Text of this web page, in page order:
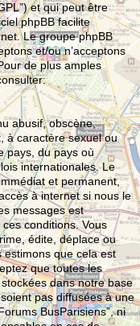
et qui peut être
phpBB facilite
Le groupe phpBB
et/ou n’acceptons
de plus amples
abusif, obscène,
à caractère sexuel ou
pays, du pays où
internationales. Le
et permanent,
à internet si nous le
messages est
conditions. Vous
édite, déplace ou
estimons que cela est
que toutes les
dans notre base
pas diffusées à une
BusParisiens”, ni